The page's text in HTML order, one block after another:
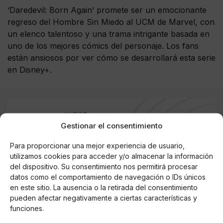
Gestionar el consentimiento
Para proporcionar una mejor experiencia de usuario,
utilizamos cookies para acceder y/o almacenar la información
del dispositivo. Su consentimiento nos permitirá procesar
datos como el comportamiento de navegación o IDs únicos
en este sitio. La ausencia o la retirada del consentimiento
pueden afectar negativamente a ciertas características y
funciones.
‘Daredevil: Born Again’ promete ser un emocionante
regreso del Hombre Sin Miedo al UCM de Marvel, con
un elenco talentoso y una trama intrigante basada en
uno de los mejores cómics del personaje. Los fans
están ansiosos por ver cómo se desarrollará esta serie
en Disney+.
AUTOR
Santi Ramirez
profesional. Cursó estudios superiores en
Gestión de eventos deportivos e hizo un
máster de Comunicación. Además de los
temas deportivos, escribe sobre todos los
aspectos del entretenimiento. Desde juegos